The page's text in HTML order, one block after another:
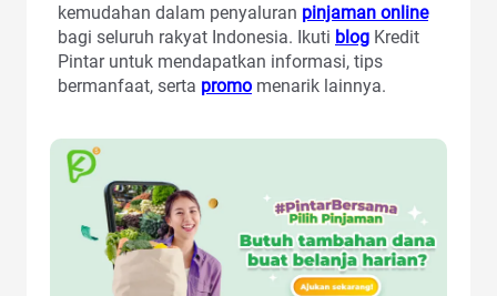
kemudahan dalam penyaluran pinjaman online
bagi seluruh rakyat Indonesia. Ikuti blog Kredit
Pintar untuk mendapatkan informasi, tips
bermanfaat, serta promo menarik lainnya.